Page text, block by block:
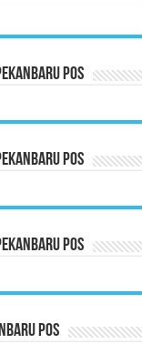
Pos
Pos
Pos
Pos